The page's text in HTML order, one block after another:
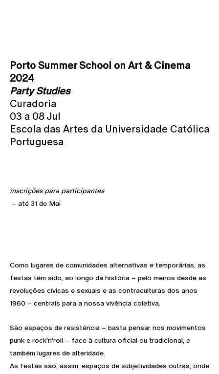
Porto Summer School on Art & Cinema
2024
Party Studies
Curadoria
03 a 08 Jul
Escola das Artes da Universidade Católica
Portuguesa
inscrições para participantes
– até 31 de Mai
Como lugares de comunidades alternativas e temporárias, as
festas têm sido, ao longo da história – pelo menos desde as
revoluções cívicas e sexuais e as contraculturas dos anos
1960 – centrais para a nossa vivência coletiva.
São espaços de resistência – basta pensar nos movimentos
punk e rock’n’roll – face à cultura oficial ou tradicional, e
também lugares de alteridade.
As festas são, assim, espaços de subjetividades outras, onde